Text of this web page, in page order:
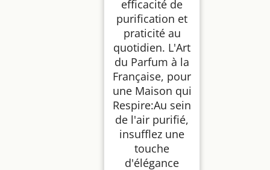
efficacité de
purification et
praticité au
quotidien. L'Art
du Parfum à la
Française, pour
une Maison qui
Respire:Au sein
de l'air purifié,
insufflez une
touche
d'élégance